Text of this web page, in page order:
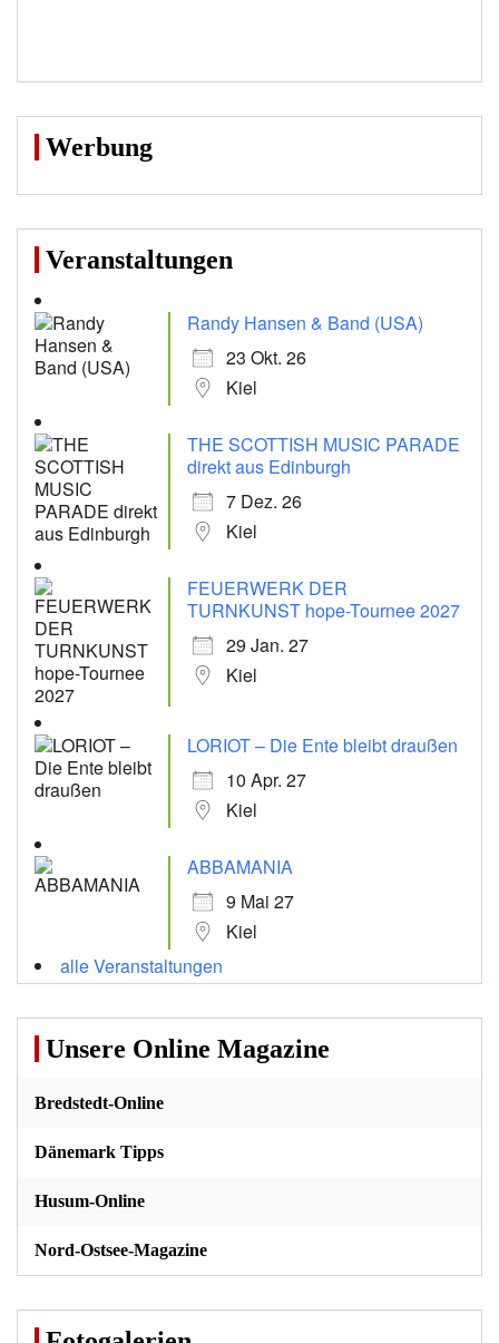
Werbung
Veranstaltungen
Randy Hansen & Band (USA)
23 Okt. 26
Kiel
THE SCOTTISH MUSIC PARADE
direkt aus Edinburgh
7 Dez. 26
Kiel
FEUERWERK DER
TURNKUNST hope-Tournee 2027
29 Jan. 27
Kiel
LORIOT – Die Ente bleibt draußen
10 Apr. 27
Kiel
ABBAMANIA
9 Mai 27
Kiel
alle Veranstaltungen
Unsere Online Magazine
Bredstedt-Online
Dänemark Tipps
Husum-Online
Nord-Ostsee-Magazine